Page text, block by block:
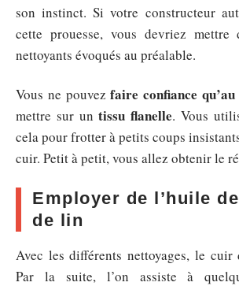
son instinct. Si votre constructeur
cette prouesse, vous devriez
nettoyants évoqués au préalable.
Vous ne pouvezfaire confiance
mettre sur untissu flanelle. Vous
cela pour frotter à petits coups
cuir. Petit à petit, vous allez obtenir le
Employer de l’huile
de lin
Avec les différents nettoyages, le cuir
Par la suite, l’on assiste à